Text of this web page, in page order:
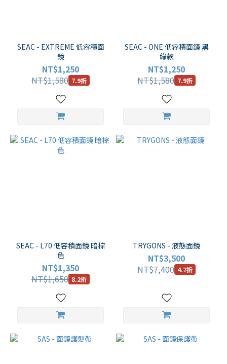
SEAC - EXTREME 低容積面
鏡
NT$1,250
NT$1,580 7.9折
SEAC - ONE 低容積面鏡 黑
綠款
NT$1,250
NT$1,580 7.9折
SEAC - L70 低容積面鏡 暗棕
色
NT$1,350
NT$1,650 8.2折
TRYGONS - 液態面鏡
NT$3,500
NT$7,400 4.7折